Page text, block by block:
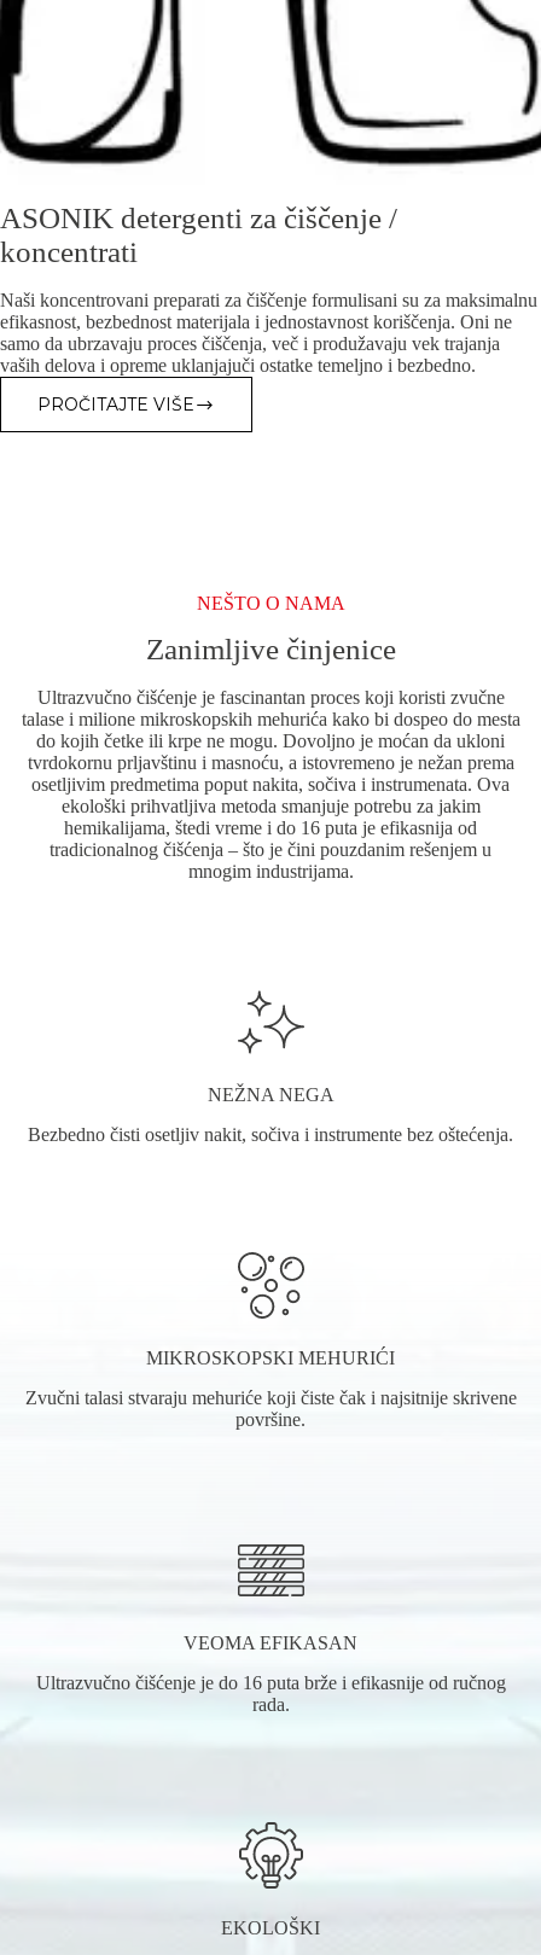
ASONIK detergenti za čiščenje /
koncentrati
Naši koncentrovani preparati za čiščenje formulisani su za maksimalnu
efikasnost, bezbednost materiјala i јednostavnost koriščenja. Oni ne
samo da ubrzavaјu proces čiščenja, več i produžavaјu vek traјanja
vaših delova i opreme uklanjaјuči ostatke temeljno i bezbedno.
PROČITAJTE VIŠE
ASONIK
DETERGENTI
NEŠTO O NAMA
Zanimljive činjenice
Ultrazvučno čišćenje je fascinantan proces koji koristi zvučne
talase i milione mikroskopskih mehurića kako bi dospeo do mesta
do kojih četke ili krpe ne mogu. Dovoljno je moćan da ukloni
tvrdokornu prljavštinu i masnoću, a istovremeno je nežan prema
osetljivim predmetima poput nakita, sočiva i instrumenata. Ova
ekološki prihvatljiva metoda smanjuje potrebu za jakim
hemikalijama, štedi vreme i do 16 puta je efikasnija od
tradicionalnog čišćenja – što je čini pouzdanim rešenjem u
mnogim industrijama.
NEŽNA NEGA
Bezbedno čisti osetljiv nakit, sočiva i instrumente bez oštećenja.
MIKROSKOPSKI MEHURIĆI
Zvučni talasi stvaraju mehuriće koji čiste čak i najsitnije skrivene
površine.
VEOMA EFIKASAN
Ultrazvučno čišćenje je do 16 puta brže i efikasnije od ručnog
rada.
EKOLOŠKI